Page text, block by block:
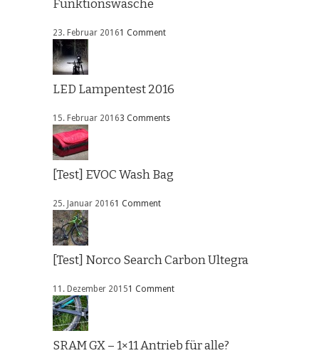
Funktionswäsche
23. Februar 20161 Comment
LED Lampentest 2016
15. Februar 20163 Comments
[Test] EVOC Wash Bag
25. Januar 20161 Comment
[Test] Norco Search Carbon Ultegra
11. Dezember 20151 Comment
SRAM GX – 1×11 Antrieb für alle?